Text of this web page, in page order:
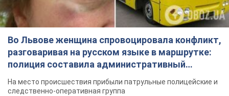
Во Львове женщина спровоцировала конфликт,
разговаривая на русском языке в маршрутке:
полиция составила административный
протокол. Видео
На место происшествия прибыли патрульные полицейские и
следственно-оперативная группа